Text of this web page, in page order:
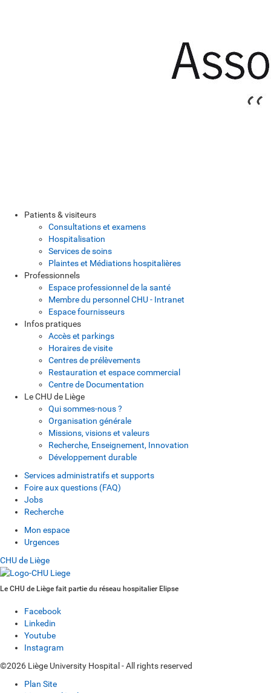
Patients & visiteurs
Consultations et examens
Hospitalisation
Services de soins
Plaintes et Médiations hospitalières
Professionnels
Espace professionnel de la santé
Membre du personnel CHU - Intranet
Espace fournisseurs
Infos pratiques
Accès et parkings
Horaires de visite
Centres de prélèvements
Restauration et espace commercial
Centre de Documentation
Le CHU de Liège
Qui sommes-nous ?
Organisation générale
Missions, visions et valeurs
Recherche, Enseignement, Innovation
Développement durable
Services administratifs et supports
Foire aux questions (FAQ)
Jobs
Recherche
Mon espace
Urgences
CHU de Liège
Le CHU de Liège fait partie du réseau hospitalier Elipse
Facebook
Linkedin
Youtube
Instagram
©2026 Liège University Hospital - All rights reserved
Plan Site